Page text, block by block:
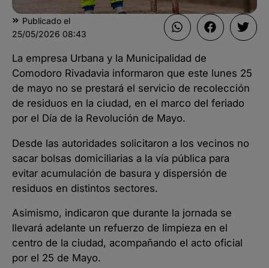
Publicado el
25/05/2026 08:43
La empresa Urbana y la Municipalidad de
Comodoro Rivadavia informaron que este lunes 25
de mayo no se prestará el servicio de recolección
de residuos en la ciudad, en el marco del feriado
por el Día de la Revolución de Mayo.
Desde las autoridades solicitaron a los vecinos no
sacar bolsas domiciliarias a la vía pública para
evitar acumulación de basura y dispersión de
residuos en distintos sectores.
Asimismo, indicaron que durante la jornada se
llevará adelante un refuerzo de limpieza en el
centro de la ciudad, acompañando el acto oficial
por el 25 de Mayo.